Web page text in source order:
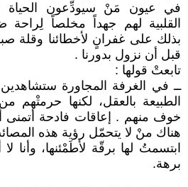
في عيون مَنْ سيودِّعون الحياة
القلبية لهم جهداً مخلصاً لِراحة
بذلك على غفرانٍ لأخطائنا وقلة
قبل أن نزول بدورنا .
تابعتْ قولها :
ــ في الغرفة المجاورة
الطبيعة بالعقل، لكنها حرمتْهم
خوف منهم . إعاقات فادحة أتمنى
هناك منْ لا يتحمّل رؤية هذه
ابتسمتُ لها برقّة لأطَمْئنها، وأنا
برهة.